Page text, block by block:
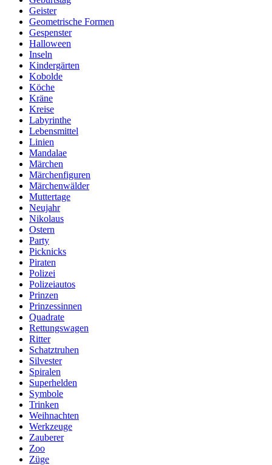
Geister
Geometrische Formen
Gespenster
Halloween
Inseln
Kindergärten
Kobolde
Köche
Kräne
Kreise
Labyrinthe
Lebensmittel
Linien
Mandalae
Märchen
Märchenfiguren
Märchenwälder
Muttertage
Neujahr
Nikolaus
Ostern
Party
Picknicks
Piraten
Polizei
Polizeiautos
Prinzen
Prinzessinnen
Quadrate
Rettungswagen
Ritter
Schatztruhen
Silvester
Spiralen
Superhelden
Symbole
Trinken
Weihnachten
Werkzeuge
Zauberer
Zoo
Züge